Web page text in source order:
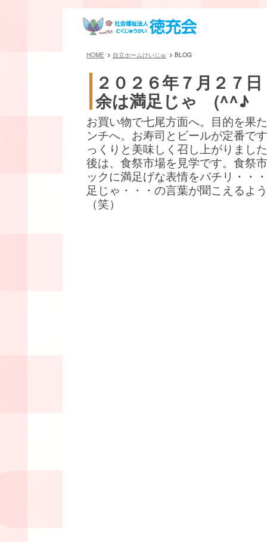
HOME 自立ホームけいじゅ BLOG
２０２６年７月２７日
余は満足じゃ (^^♪
お買い物で七尾方面へ。目的を果
ンチへ。お寿司とビールが定番で
っくりと美味しく召し上がりまし
後は、食祭市場を見学です。食祭
ックに満足げな表情をパチリ・・
足じゃ・・・の言葉が聞こえる
（笑）